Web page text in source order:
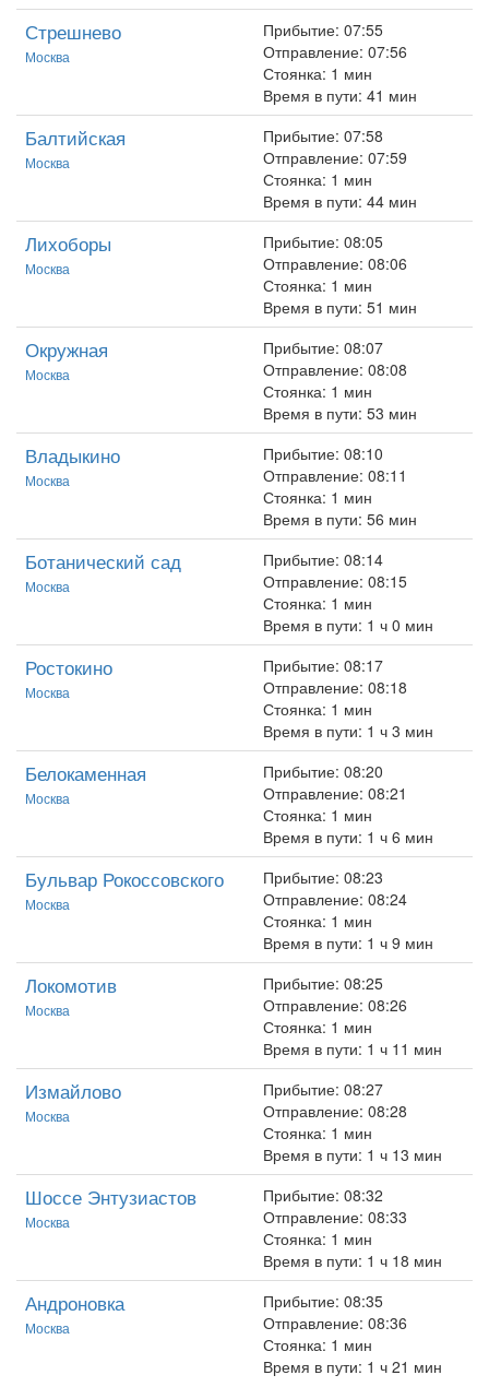
Стрешнево
Москва
Прибытие: 07:55
Отправление: 07:56
Стоянка: 1 мин
Время в пути: 41 мин
Балтийская
Москва
Прибытие: 07:58
Отправление: 07:59
Стоянка: 1 мин
Время в пути: 44 мин
Лихоборы
Москва
Прибытие: 08:05
Отправление: 08:06
Стоянка: 1 мин
Время в пути: 51 мин
Окружная
Москва
Прибытие: 08:07
Отправление: 08:08
Стоянка: 1 мин
Время в пути: 53 мин
Владыкино
Москва
Прибытие: 08:10
Отправление: 08:11
Стоянка: 1 мин
Время в пути: 56 мин
Ботанический сад
Москва
Прибытие: 08:14
Отправление: 08:15
Стоянка: 1 мин
Время в пути: 1 ч 0 мин
Ростокино
Москва
Прибытие: 08:17
Отправление: 08:18
Стоянка: 1 мин
Время в пути: 1 ч 3 мин
Белокаменная
Москва
Прибытие: 08:20
Отправление: 08:21
Стоянка: 1 мин
Время в пути: 1 ч 6 мин
Бульвар Рокоссовского
Москва
Прибытие: 08:23
Отправление: 08:24
Стоянка: 1 мин
Время в пути: 1 ч 9 мин
Локомотив
Москва
Прибытие: 08:25
Отправление: 08:26
Стоянка: 1 мин
Время в пути: 1 ч 11 мин
Измайлово
Москва
Прибытие: 08:27
Отправление: 08:28
Стоянка: 1 мин
Время в пути: 1 ч 13 мин
Шоссе Энтузиастов
Москва
Прибытие: 08:32
Отправление: 08:33
Стоянка: 1 мин
Время в пути: 1 ч 18 мин
Андроновка
Москва
Прибытие: 08:35
Отправление: 08:36
Стоянка: 1 мин
Время в пути: 1 ч 21 мин